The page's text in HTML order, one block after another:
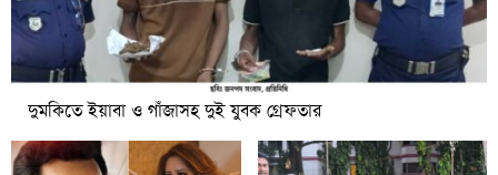
দুমকিতে ইয়াবা ও গাঁজাসহ দুই যুবক গ্রেফতার